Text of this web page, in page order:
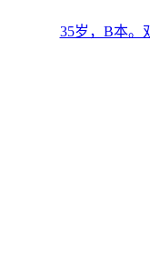
35岁，B本。